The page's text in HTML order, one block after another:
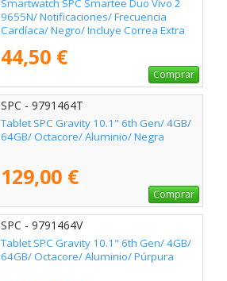
Smartwatch SPC Smartee Duo Vivo 2
9655N/ Notificaciones/ Frecuencia
Cardíaca/ Negro/ Incluye Correa Extra
44,50 €
Comprar
SPC - 9791464T
Tablet SPC Gravity 10.1" 6th Gen/ 4GB/
64GB/ Octacore/ Aluminio/ Negra
129,00 €
Comprar
SPC - 9791464V
Tablet SPC Gravity 10.1" 6th Gen/ 4GB/
64GB/ Octacore/ Aluminio/ Púrpura